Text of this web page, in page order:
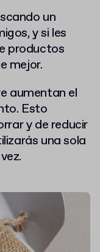
un
y si les
productos
mejor.
aumentan el
Esto
y de reducir
una sola